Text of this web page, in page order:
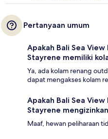
Pertanyaan umum
Apakah Bali Sea
Stayrene memiliki
Ya, ada kolam renang
dapat mengakses kolam
Apakah Bali Sea
Stayrene
Maaf, hewan peliharaan